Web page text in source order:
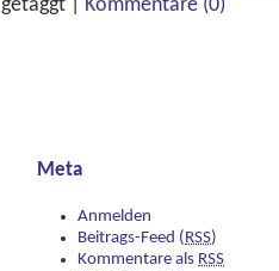
getaggt
Kommentare (0)
Meta
Anmelden
Beitrags-Feed (RSS)
Kommentare als RSS